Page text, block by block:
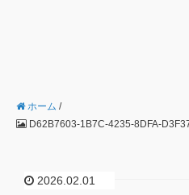
ホーム /
D62B7603-1B7C-4235-8DFA-
2026.02.01